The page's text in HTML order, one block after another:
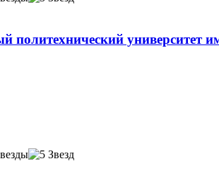
политехнический